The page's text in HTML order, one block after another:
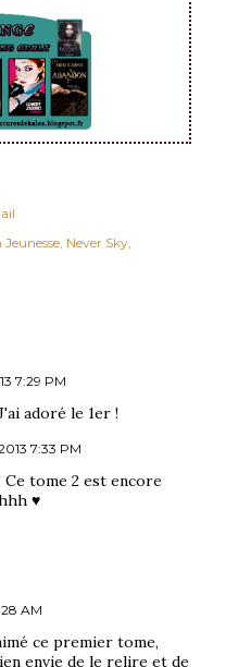
Never Sky
7:29 PM
adoré le 1er !
7:33 PM
Ce tome 2 est encore
♥
AM
ce premier tome,
envie de le relire et de